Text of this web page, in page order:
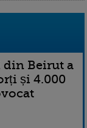
Beirut a
și 4.000